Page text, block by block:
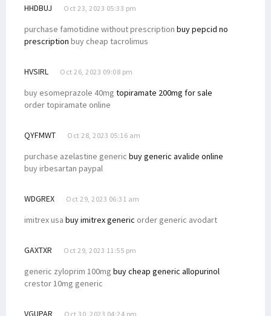
HHDBUJ Oct 23, 2023 05:33 pm
purchase famotidine without prescription buy pepcid no
prescription buy cheap tacrolimus
HVSIRL Oct 26, 2023 09:08 pm
buy esomeprazole 40mg topiramate 200mg for sale
order topiramate online
QYFMWT Oct 28, 2023 05:16 am
purchase azelastine generic buy generic avalide online
buy irbesartan paypal
WDGREX Oct 29, 2023 06:31 am
imitrex usa buy imitrex generic order generic avodart
GAXTXR Oct 29, 2023 11:55 pm
generic zyloprim 100mg buy cheap generic allopurinol
crestor 10mg generic
VGUPAR Oct 30, 2023 04:24 pm